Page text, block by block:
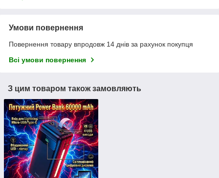
Умови повернення
Повернення товару впродовж 14 днів за рахунок покупця
Всі умови повернення
З цим товаром також замовляють